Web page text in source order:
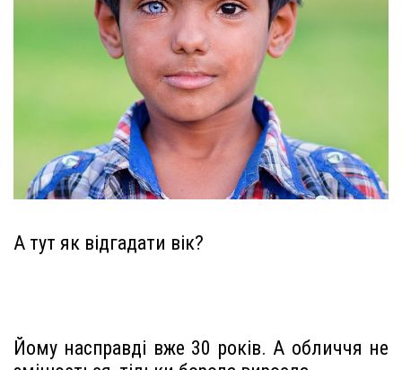
А тут як відгадати вік?
Йому насправді вже 30 років. А обличчя не